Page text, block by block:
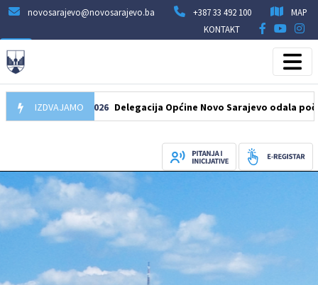
novosarajevo@novosarajevo.ba +387 33 492 100
MAP
KONTAKT
IZDVAJAMO
07.08.2026 Delegacija Općine Novo Sarajevo odala počast